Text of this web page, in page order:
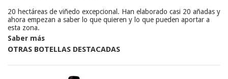
20 hectáreas de viñedo excepcional. Han elaborado casi 20 añadas y
ahora empezan a saber lo que quieren y lo que pueden aportar a
esta zona.
Saber más
OTRAS BOTELLAS DESTACADAS